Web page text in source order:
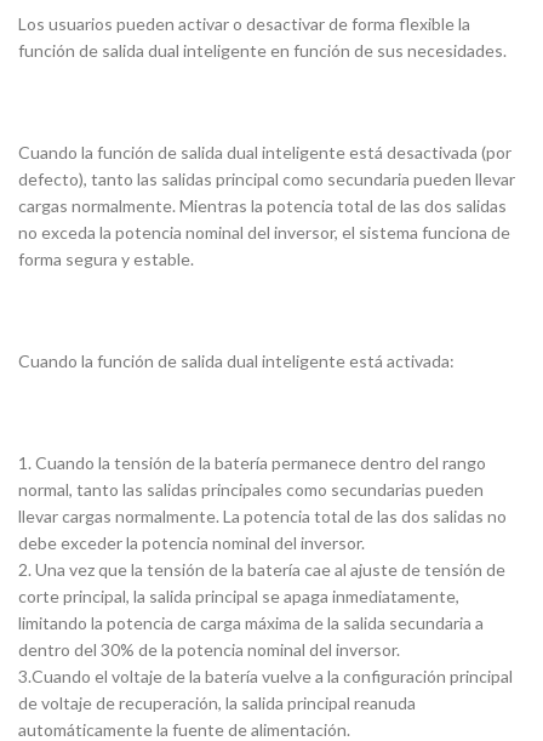
Los usuarios pueden activar o desactivar de forma flexible la
función de salida dual inteligente en función de sus necesidades.
Cuando la función de salida dual inteligente está desactivada (por
defecto), tanto las salidas principal como secundaria pueden llevar
cargas normalmente. Mientras la potencia total de las dos salidas
no exceda la potencia nominal del inversor, el sistema funciona de
forma segura y estable.
Cuando la función de salida dual inteligente está activada:
1. Cuando la tensión de la batería permanece dentro del rango
normal, tanto las salidas principales como secundarias pueden
llevar cargas normalmente. La potencia total de las dos salidas no
debe exceder la potencia nominal del inversor.
2. Una vez que la tensión de la batería cae al ajuste de tensión de
corte principal, la salida principal se apaga inmediatamente,
limitando la potencia de carga máxima de la salida secundaria a
dentro del 30% de la potencia nominal del inversor.
3.Cuando el voltaje de la batería vuelve a la configuración principal
de voltaje de recuperación, la salida principal reanuda
automáticamente la fuente de alimentación.